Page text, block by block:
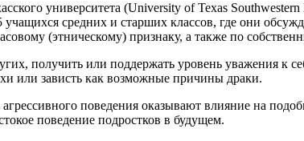
университета (University of Texas
средних и старших классов, где они
(этническому) признаку, а также по
получить или поддержать уровень уважения к
или зависть как возможные причины драки.
поведения оказывают влияние на
поведение подростков в будущем.